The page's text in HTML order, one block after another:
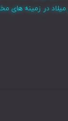
در زمینه های